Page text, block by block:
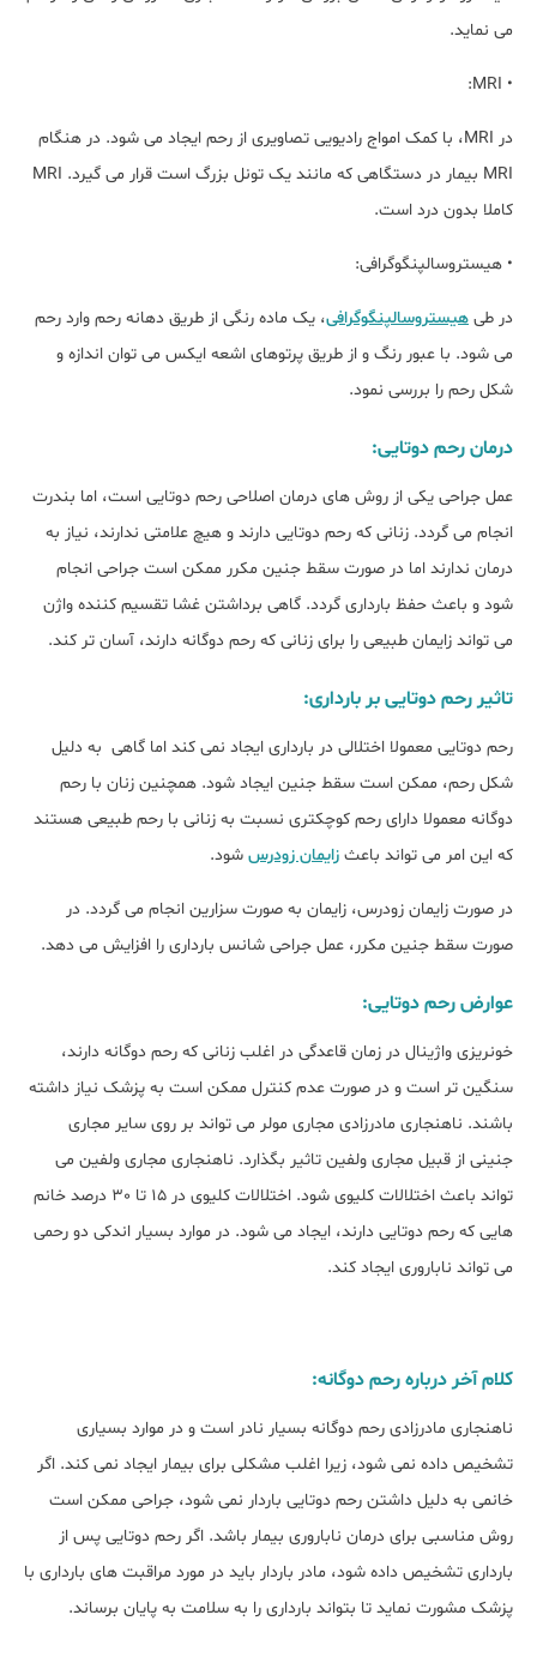
می نماید.
• MRI:
در MRI، با کمک امواج رادیویی تصاویری از رحم ایجاد می شود. در هنگام
MRI بیمار در دستگاهی که مانند یک تونل بزرگ است قرار می گیرد. MRI
کاملا بدون درد است.
• هیستروسالپنگوگرافی:
در طی هیستروسالپنگوگرافی، یک ماده رنگی از طریق دهانه رحم وارد رحم
می شود. با عبور رنگ و از طریق پرتوهای اشعه ایکس می توان اندازه و
شکل رحم را بررسی نمود.
درمان رحم دوتایی:
عمل جراحی یکی از روش های درمان اصلاحی رحم دوتایی است، اما بندرت
انجام می گردد. زنانی که رحم دوتایی دارند و هیچ علامتی ندارند، نیاز به
درمان ندارند اما در صورت سقط جنین مکرر ممکن است جراحی انجام
شود و باعث حفظ بارداری گردد. گاهی برداشتن غشا تقسیم کننده واژن
می تواند زایمان طبیعی را برای زنانی که رحم دوگانه دارند، آسان تر کند.
تاثیر رحم دوتایی بر بارداری:
رحم دوتایی معمولا اختلالی در بارداری ایجاد نمی کند اما گاهی به دلیل
شکل رحم، ممکن است سقط جنین ایجاد شود. همچنین زنان با رحم
دوگانه معمولا دارای رحم کوچکتری نسبت به زنانی با رحم طبیعی هستند
که این امر می تواند باعث زایمان زودرس شود.
در صورت زایمان زودرس، زایمان به صورت سزارین انجام می گردد. در
صورت سقط جنین مکرر، عمل جراحی شانس بارداری را افزایش می دهد.
عوارض رحم دوتایی:
خونریزی واژینال در زمان قاعدگی در اغلب زنانی که رحم دوگانه دارند،
سنگین تر است و در صورت عدم کنترل ممکن است به پزشک نیاز داشته
باشند. ناهنجاری مادرزادی مجاری مولر می تواند بر روی سایر مجاری
جنینی از قبیل مجاری ولفین تاثیر بگذارد. ناهنجاری مجاری ولفین می
تواند باعث اختلالات کلیوی شود. اختلالات کلیوی در 15 تا 30 درصد خانم
هایی که رحم دوتایی دارند، ایجاد می شود. در موارد بسیار اندکی دو رحمی
می تواند ناباروری ایجاد کند.
کلام آخر درباره رحم دوگانه:
ناهنجاری مادرزادی رحم دوگانه بسیار نادر است و در موارد بسیاری
تشخیص داده نمی شود، زیرا اغلب مشکلی برای بیمار ایجاد نمی کند. اگر
خانمی به دلیل داشتن رحم دوتایی باردار نمی شود، جراحی ممکن است
روش مناسبی برای درمان ناباروری بیمار باشد. اگر رحم دوتایی پس از
بارداری تشخیص داده شود، مادر باردار باید در مورد مراقبت های بارداری با
پزشک مشورت نماید تا بتواند بارداری را به سلامت به پایان برساند.